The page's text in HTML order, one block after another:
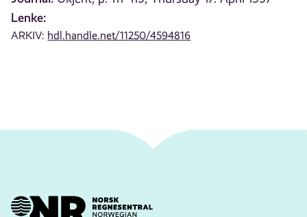
Lenke:
ARKIV: hdl.handle.net/11250/4594816